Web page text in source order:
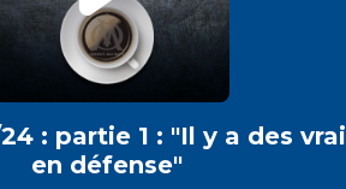
: partie 1 : "Il y a des
en défense"